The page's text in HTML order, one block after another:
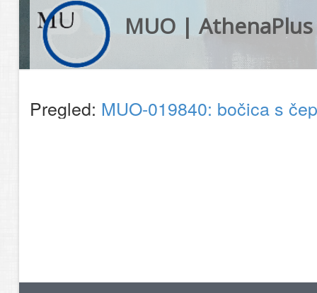
MUO | AthenaPlus
Pregled: MUO-019840: bočica s